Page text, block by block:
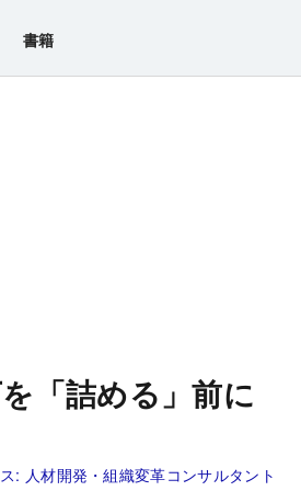
書籍
「詰める」前に
: 人材開発・組織変革コンサルタント